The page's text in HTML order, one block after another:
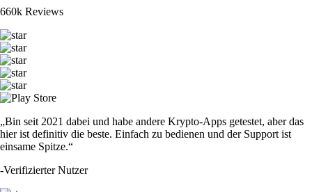
660k Reviews
„Bin seit 2021 dabei und habe andere Krypto-Apps getestet, aber das
hier ist definitiv die beste. Einfach zu bedienen und der Support ist
einsame Spitze.“
-Verifizierter Nutzer